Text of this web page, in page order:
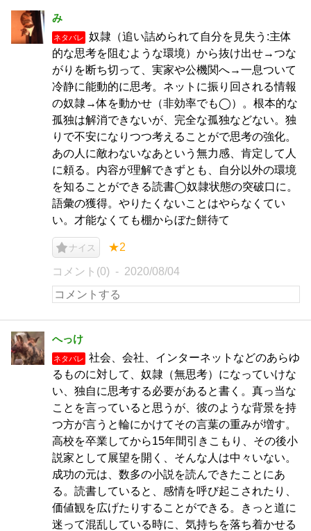
み
ネタバレ
奴隷（追い詰められて自分を見失う:主体
的な思考を阻むような環境）から抜け出せ→つな
がりを断ち切って、実家や公機関へ→一息ついて
冷静に能動的に思考。ネットに振り回される情報
の奴隷→体を動かせ（非効率でも◯）。根本的な
孤独は解消できないが、完全な孤独などない。独
りで不安になりつつ考えることがで思考の強化。
あの人に敵わないなあという無力感、肯定して人
に頼る。内容が理解できずとも、自分以外の環境
を知ることができる読書◯奴隷状態の突破口に。
語彙の獲得。やりたくないことはやらなくてい
い。才能なくても棚からぼた餅待て
ナイス ★2
コメント(0) 2020/08/04
へっけ
ネタバレ
社会、会社、インターネットなどのあらゆ
るものに対して、奴隷（無思考）になっていけな
い、独自に思考する必要があると書く。真っ当な
ことを言っていると思うが、彼のような背景を持
つ方が言うと輪にかけてその言葉の重みが増す。
高校を卒業してから15年間引きこもり、その後小
説家として展望を開く、そんな人は中々いない。
成功の元は、数多の小説を読んできたことにあ
る。読書していると、感情を呼び起こされたり、
価値観を広げたりすることができる。きっと道に
迷って混乱している時に、気持ちを落ち着かせる